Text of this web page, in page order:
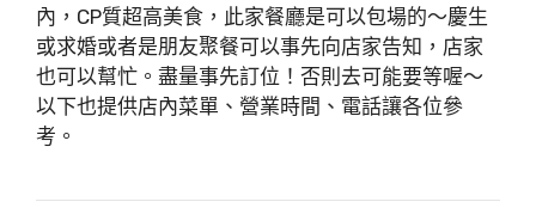
內，CP質超高美食，此家餐廳是可以包場的～慶生
或求婚或者是朋友聚餐可以事先向店家告知，店家
也可以幫忙。盡量事先訂位！否則去可能要等喔～
以下也提供店內菜單、營業時間、電話讓各位參
考。